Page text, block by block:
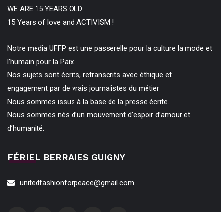
WE ARE 15 YEARS OLD
15 Years of love and ACTIVISM !
Notre media UFFP est une passerelle pour la culture la mode et
l’humain pour la Paix
Nos sujets sont écrits, retranscrits avec éthique et
engagement par de vrais journalistes du métier
Nous sommes issus à la base de la presse écrite.
Nous sommes nés d’un mouvement d’espoir d’amour et
d’humanité.
FÉRIEL BERRAIES GUIGNY
unitedfashionforpeace@gmail.com